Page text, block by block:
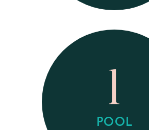
1
POOL